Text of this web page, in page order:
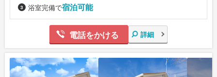
浴室完備で宿泊可能
電話をかける 詳細